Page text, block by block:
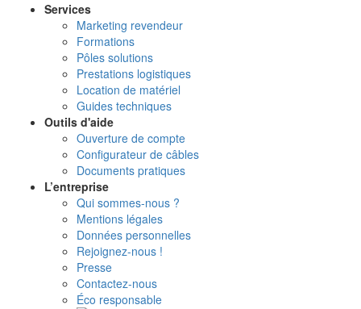
Services
Marketing revendeur
Formations
Pôles solutions
Prestations logistiques
Location de matériel
Guides techniques
Outils d'aide
Ouverture de compte
Configurateur de câbles
Documents pratiques
L’entreprise
Qui sommes-nous ?
Mentions légales
Données personnelles
Rejoignez-nous !
Presse
Contactez-nous
Éco responsable